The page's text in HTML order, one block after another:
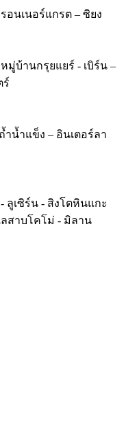
อนเนอร์แกรต – ซิยง
มู่บ้านกรุยแยร์ - เบิร์น –
ร์
ำน้ำแข็ง – อินเตอร์ลา
ลูเซิร์น - สิงโตหินแกะ
ลสาบโคโม่ - มิลาน